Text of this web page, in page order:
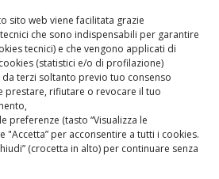
sito web viene facilitata grazie
che sono indispensabili per garantire
tecnici) e che vengono applicati di
(statistici e/o di profilazione)
terzi soltanto previo tuo consenso
prestare, rifiutare o revocare il tuo
preferenze (tasto “Visualizza le
"Accetta” per acconsentire a tutti i cookies.
(crocetta in alto) per continuare senza
registrata presso il Tribunale di
Direttore responsabile:
80005790482